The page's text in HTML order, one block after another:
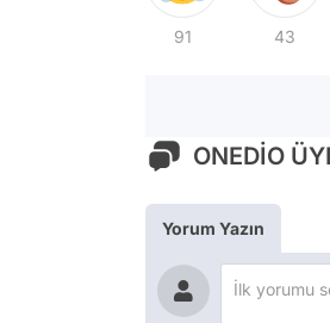
91 43
ONEDİO
Yorum Yazın